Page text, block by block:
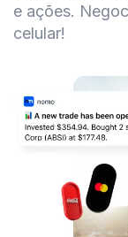
e ações.
celular!